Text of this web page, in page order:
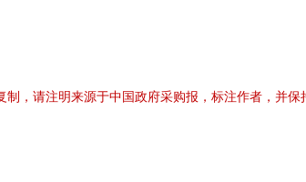
，请注明来源于中国政府采购报，标注作者，并保